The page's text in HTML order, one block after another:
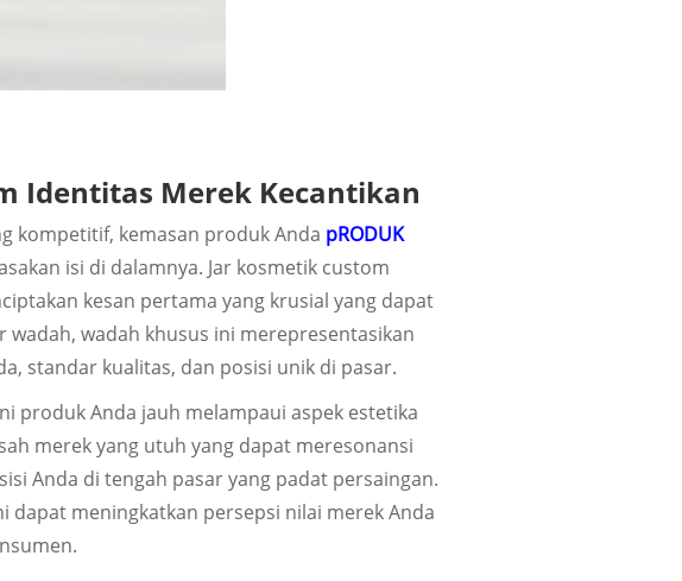
Identitas Merek Kecantikan
kompetitif, kemasan produk Anda pRODUK
isi di dalamnya. Jar kosmetik custom
kesan pertama yang krusial yang dapat
wadah khusus ini merepresentasikan
standar kualitas, dan posisi unik di pasar.
produk Anda jauh melampaui aspek estetika
merek yang utuh yang dapat meresonansi
Anda di tengah pasar yang padat persaingan.
dapat meningkatkan persepsi nilai merek Anda